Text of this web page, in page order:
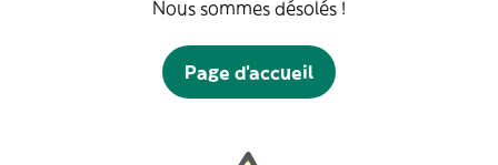
Nous sommes désolés !
Page d'accueil